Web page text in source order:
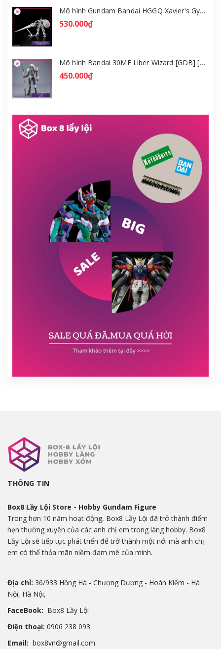
Mô hình Gundam Bandai HGGQ Xavier's Gyan Hakuji-Packs 1/144 [GDB] [BHG]
530.000₫
Mô hình Bandai 30MF Liber Wizard [GDB] [30MF]
450.000₫
THÔNG TIN
Box8 Lầy Lội Store - Hobby Gundam Figure
Trong hơn 10 năm hoạt động, Box8 Lầy Lội đã trở thành điểm
hẹn thường xuyên của các anh chị em trong làng hobby. Box8
Lầy Lội sẽ tiếp tục phát triển để trở thành một nới mà anh chị
em có thể thỏa mãn niềm đam mê của mình.
Địa chỉ: 36/933 Hồng Hà - Chương Dương - Hoàn Kiếm - Hà
Nội, Hà Nội,
FaceBook: Box8 Lầy Lội
Điện thoại: 0906 238 093
Email: box8vn@gmail.com